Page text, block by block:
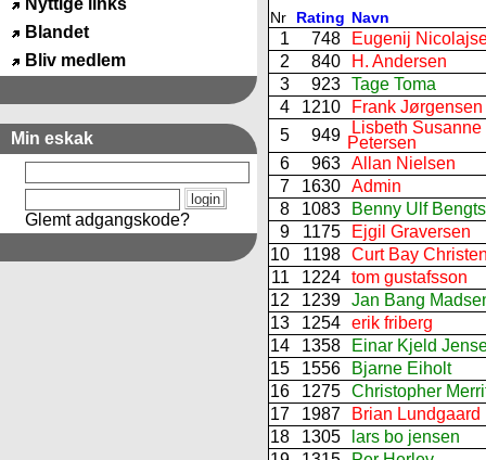
Nyttige links
Blandet
Bliv medlem
Min eskak
Glemt adgangskode?
Nr Rating Navn
1 748
Eugenij
2
840
H. Andersen
3
923 Tage Toma
4
1210
Frank Jørgensen
5
949
Lisbeth Susanne
Petersen
6
963 Allan Nielsen
7
1630 Admin
8
1083
Benny Ulf
9
1175
Ejgil Graversen
10
1198 Curt Bay
11
1224 tom gustafsson
12
1239 Jan Bang
13
1254 erik friberg
14
1358
Einar Kjeld
15
1556
Bjarne Eiholt
16
1275 Christopher
17
1987
Brian Lundgaard
18
1305
lars bo jensen